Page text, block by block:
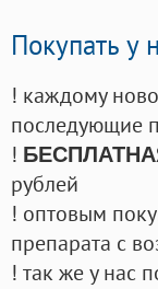
Покупать у
! каждому
последующие
!
рублей
! оптовым
препарата с
! так же у нас